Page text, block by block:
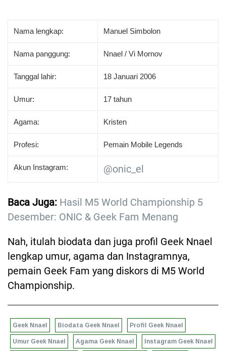
Nama lengkap: Manuel Simbolon
Nama panggung: Nnael / Vi Mornov
Tanggal lahir: 18 Januari 2006
Umur: 17 tahun
Agama: Kristen
Profesi: Pemain Mobile Legends
Akun Instagram: @onic_el
Baca Juga: Hasil M5 World Championship 5
Desember: ONIC & Geek Fam Menang
Nah, itulah biodata dan juga profil Geek Nnael
lengkap umur, agama dan Instagramnya,
pemain Geek Fam yang diskors di M5 World
Championship.
Geek Nnael Biodata Geek Nnael Profil Geek Nnael
Umur Geek Nnael Agama Geek Nnael Instagram Geek Nnael